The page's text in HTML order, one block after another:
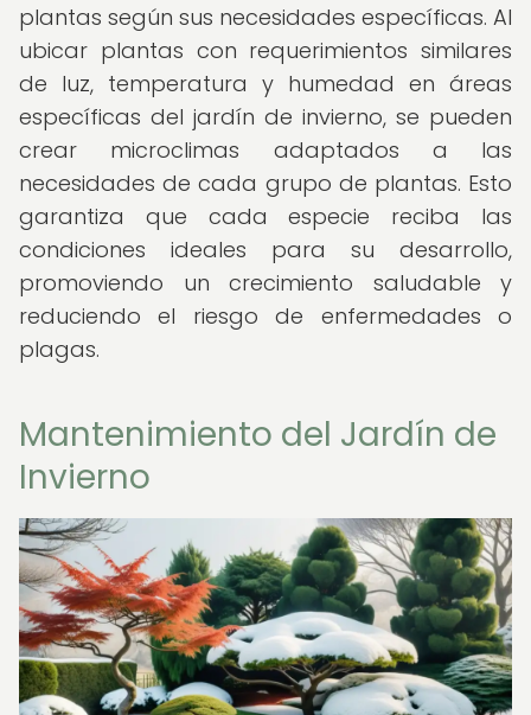
plantas según sus necesidades específicas. Al
ubicar plantas con requerimientos similares
de luz, temperatura y humedad en áreas
específicas del jardín de invierno, se pueden
crear microclimas adaptados a las
necesidades de cada grupo de plantas. Esto
garantiza que cada especie reciba las
condiciones ideales para su desarrollo,
promoviendo un crecimiento saludable y
reduciendo el riesgo de enfermedades o
plagas.
Mantenimiento del Jardín de
Invierno